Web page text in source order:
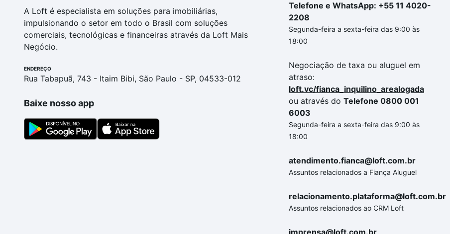
A Loft é especialista em soluções para imobiliárias,
impulsionando o setor em todo o Brasil com soluções
comerciais, tecnológicas e financeiras através da Loft Mais
Negócio.
ENDEREÇO
Rua Tabapuã, 743 - Itaim Bibi, São Paulo - SP, 04533-012
Baixe nosso app
Telefone e WhatsApp: +55 11 4020-
2208
Segunda-feira a sexta-feira das 9:00 às
18:00
Negociação de taxa ou aluguel em
atraso:
loft.vc/fianca_inquilino_arealogada
ou através do Telefone 0800 001
6003
Segunda-feira a sexta-feira das 9:00 às
18:00
atendimento.fianca@loft.com.br
Assuntos relacionados a Fiança Aluguel
relacionamento.plataforma@loft.com.br
Assuntos relacionados ao CRM Loft
imprensa@loft.com.br